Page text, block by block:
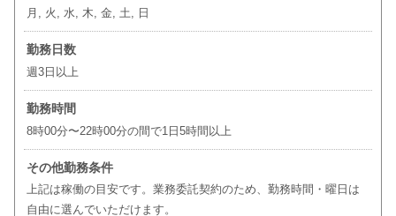
月, 火, 水, 木, 金, 土, 日
勤務日数
週3日以上
勤務時間
8時00分〜22時00分の間で1日5時間以上
その他勤務条件
上記は稼働の目安です。業務委託契約のため、勤務時間・曜日は
自由に選んでいただけます。